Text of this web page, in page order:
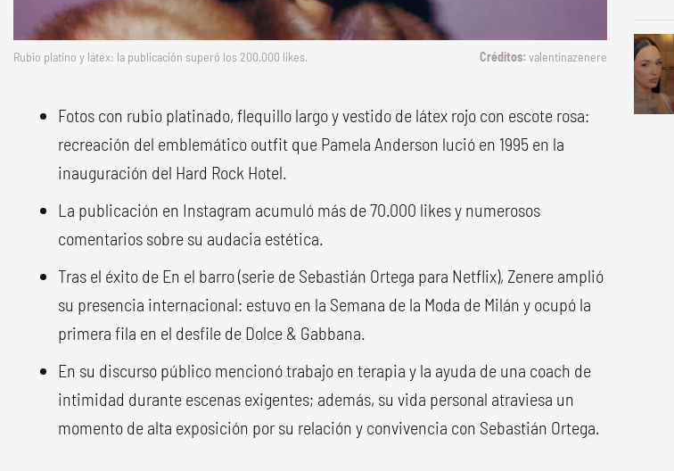
Rubio platino y látex: la publicación superó los 200.000 likes. valentinazenere
Fotos con rubio platinado, flequillo largo y vestido de látex rojo con escote rosa:
recreación del emblemático outfit que Pamela Anderson lució en 1995 en la
inauguración del Hard Rock Hotel.
La publicación en Instagram acumuló más de 70.000 likes y numerosos
comentarios sobre su audacia estética.
Tras el éxito de En el barro (serie de Sebastián Ortega para Netflix), Zenere amplió
su presencia internacional: estuvo en la Semana de la Moda de Milán y ocupó la
primera fila en el desfile de Dolce & Gabbana.
En su discurso público mencionó trabajo en terapia y la ayuda de una coach de
intimidad durante escenas exigentes; además, su vida personal atraviesa un
momento de alta exposición por su relación y convivencia con Sebastián Ortega.